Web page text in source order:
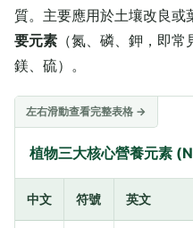
質。主要應用於土壤改良或
要元素 （氮、磷、鉀，即常
鎂、硫）。
植物三大核心營養元素
中文 符號 英文